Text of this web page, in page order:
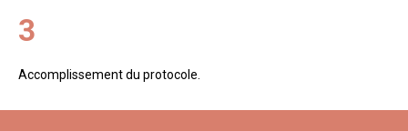
3
Accomplissement du protocole.